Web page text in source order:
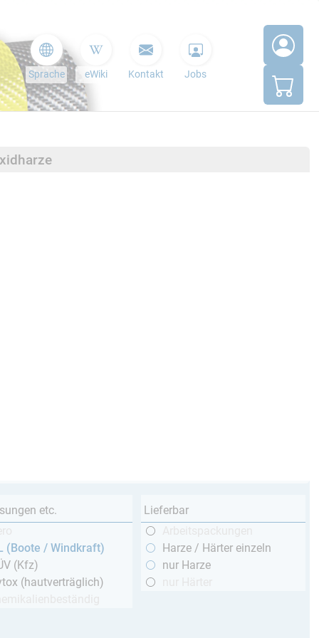
Sprache eWiki Kontakt Jobs
etc.
(Boote / Windkraft)
(Kfz)
(hautverträglich)
Lieferbar
Harze / Härter einzeln
nur Harze